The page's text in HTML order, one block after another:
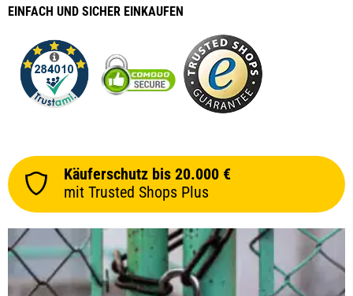
EINFACH UND SICHER EINKAUFEN
Käuferschutz bis 20.000 €
mit Trusted Shops Plus